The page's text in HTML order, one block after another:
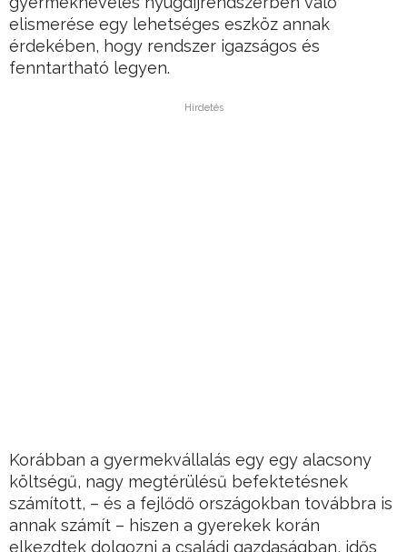
elismerése egy lehetséges eszköz annak
érdekében, hogy rendszer igazságos és
fenntartható legyen.
Hirdetés
Korábban a gyermekvállalás egy egy alacsony
költségű, nagy megtérülésű befektetésnek
számított, – és a fejlődő országokban továbbra is
annak számít – hiszen a gyerekek korán
elkezdtek dolgozni a családi gazdaságban, idős